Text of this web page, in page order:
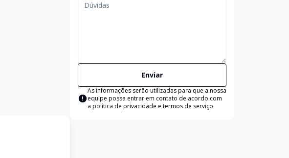
Enviar
As informações serão utilizadas para que a nossa
equipe possa entrar em contato de acordo com
a política de privacidade e termos de serviço